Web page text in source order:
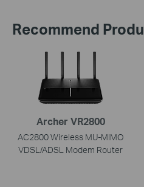
Recommend
Archer VR2800
AC2800 Wireless MU-MIMO
VDSL/ADSL Modem Router